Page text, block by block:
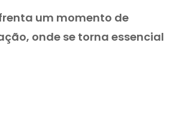
um momento de
onde se torna essencial